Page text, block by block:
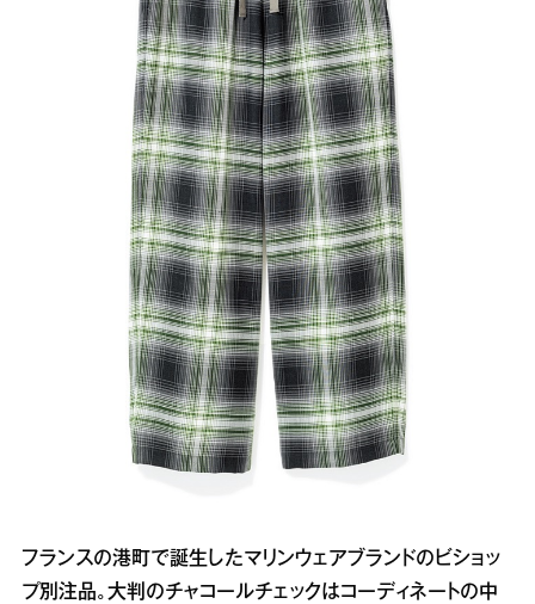
フランスの港町で誕生したマリンウェアブランドのビショッ
プ別注品。大判のチャコールチェックはコーディネートの中